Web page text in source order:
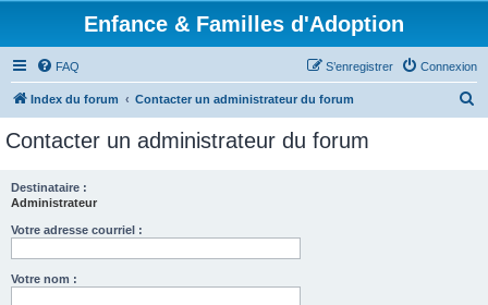
Enfance & Familles d'Adoption
FAQ Connexion
S’enregistrer
Index du forum Contacter un administrateur du forum
Contacter un administrateur du forum
Destinataire :
Administrateur
Votre adresse courriel :
Votre nom :